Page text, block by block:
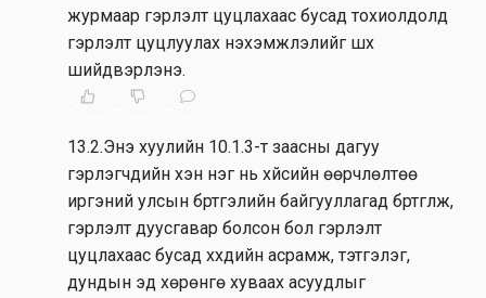
журмаар гэрлэлт цуцлахаас бусад тохиолдолд
гэрлэлт цуцлуулах нэхэмжлэлийг шүүх
шийдвэрлэнэ.
13.2.Энэ хуулийн 10.1.3-т заасны дагуу
гэрлэгчдийн хэн нэг нь хүйсийн өөрчлөлтөө
иргэний улсын бүртгэлийн байгууллагад бүртгүүлж,
гэрлэлт дуусгавар болсон бол гэрлэлт
цуцлахаас бусад хүүхдийн асрамж, тэтгэлэг,
дундын эд хөрөнгө хуваах асуудлыг